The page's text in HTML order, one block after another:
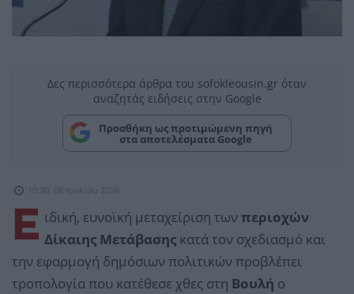
Δες περισσότερα άρθρα του sofokleousin.gr όταν
αναζητάς ειδήσεις στην Google
Προσθήκη ως προτιμώμενη πηγή
στα αποτελέσματα Google
10:30, 08 Ιουλίου 2026
Ε ιδική, ευνοϊκή μεταχείριση τωνπεριοχών
Δίκαιης Μετάβασης κατά τον σχεδιασμό και
την εφαρμογή δημόσιων πολιτικών προβλέπει
τροπολογία που κατέθεσε χθες στη Βουλή ο